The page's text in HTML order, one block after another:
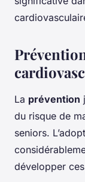
La prévention
du risque de
seniors.
développer